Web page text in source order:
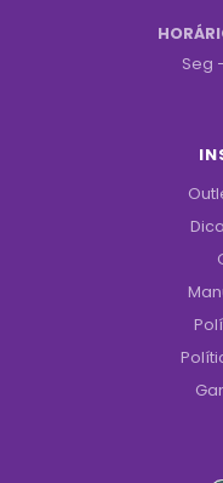
Seg